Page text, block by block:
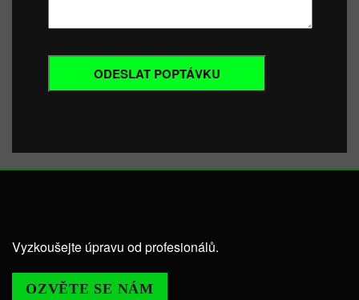
Vyzkoušejte úpravu od profesionálů.
OZVĚTE SE NÁM